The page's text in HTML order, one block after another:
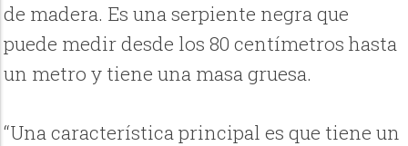
de madera. Es una serpiente negra que
puede medir desde los 80 centímetros hasta
un metro y tiene una masa gruesa.
“Una característica principal es que tiene un